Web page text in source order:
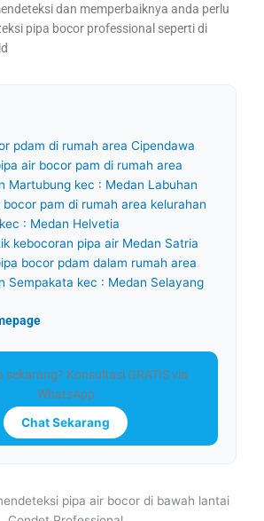
dan memperbaiknya anda perlu
pipa bocor professional seperti di
pdam di rumah area Cipendawa
air bocor pam di rumah area
Martubung kec : Medan Labuhan
bocor pam di rumah area kelurahan
: Medan Helvetia
kebocoran pipa air Medan Satria
bocor pdam dalam rumah area
Sempakata kec : Medan Selayang
sekarang? Konsultasi GRATIS via
WhatsApp
Chat Sekarang
pipa air bocor di bawah lantai